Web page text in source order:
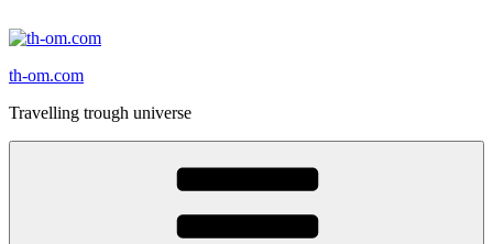
Inhalt
th-om.com
Travelling trough universe